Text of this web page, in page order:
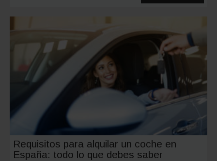
zonas
gratis,
parkings
útiles
Requisitos para alquilar un coche en
España: todo lo que debes saber